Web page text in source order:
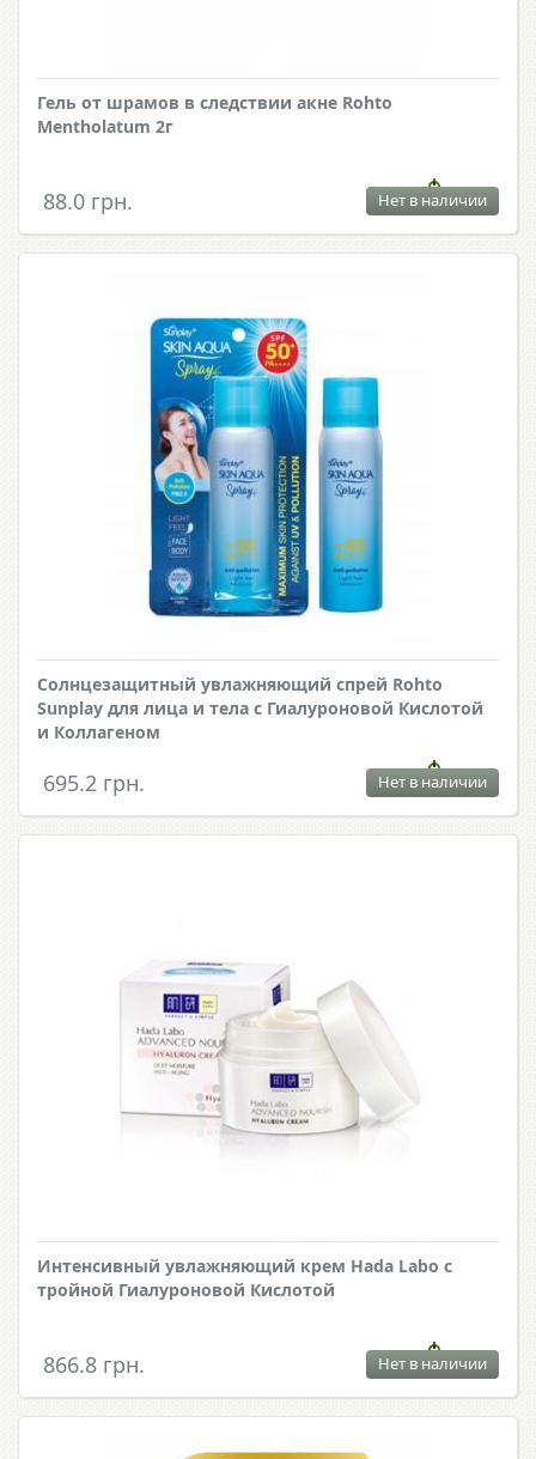
Гель от шрамов в следствии акне Rohto
Mentholatum 2г
88.0 грн. Нет в наличии
Солнцезащитный увлажняющий спрей Rohto
Sunplay для лица и тела с Гиалуроновой Кислотой
и Коллагеном
695.2 грн. Нет в наличии
Интенсивный увлажняющий крем Hada Labo с
тройной Гиалуроновой Кислотой
866.8 грн. Нет в наличии